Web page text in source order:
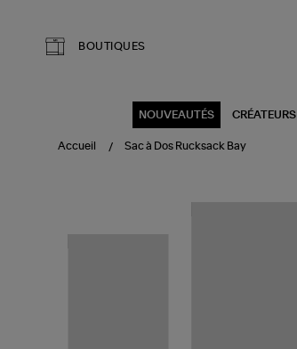
BOUTIQUES
NOUVEAUTÉS CRÉATEURS
Accueil Sac à Dos Rucksack Bay